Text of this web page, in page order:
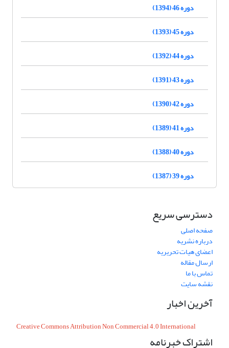
دوره 46 (1394)
دوره 45 (1393)
دوره 44 (1392)
دوره 43 (1391)
دوره 42 (1390)
دوره 41 (1389)
دوره 40 (1388)
دوره 39 (1387)
دسترسی سریع
صفحه اصلی
درباره نشریه
اعضای هیات تحریریه
ارسال مقاله
تماس با ما
نقشه سایت
آخرین اخبار
Creative Commons Attribution Non Commercial 4.0 International
اشتراک خبرنامه